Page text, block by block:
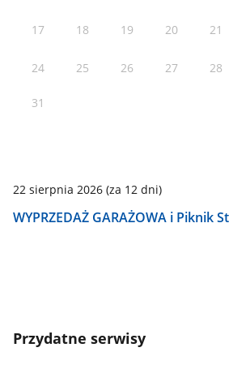
17 18 19 20 21
24 25 26 27 28
31
22 sierpnia 2026(za 12 dni)
WYPRZEDAŻ GARAŻOWA i Piknik
Przydatne serwisy